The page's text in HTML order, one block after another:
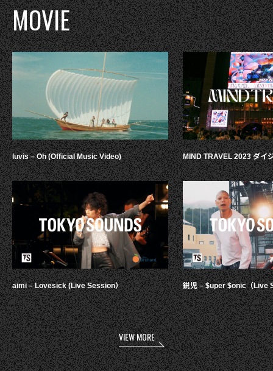
MOVIE
luvis – Oh (Official Music Video)
aimi – Lovesick (Live Session）
MIND TRAVEL 2023 ダイ
鋭児 – $uper $onic（Live
VIEW MORE